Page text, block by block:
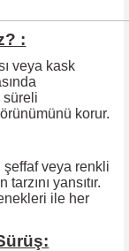
:
veya kask
süreli
korur.
veya renkli
yansıtır.
ile her